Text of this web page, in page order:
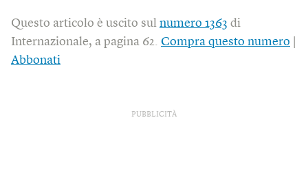
Questo articolo è uscito sul numero 1363 di
Internazionale, a pagina 62. Compra questo numero
Abbonati
PUBBLICITÀ